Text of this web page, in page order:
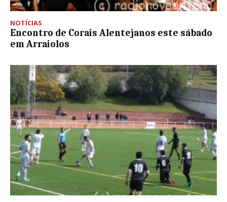
NOTÍCIAS
Encontro de Corais Alentejanos este sábado
em Arraiolos